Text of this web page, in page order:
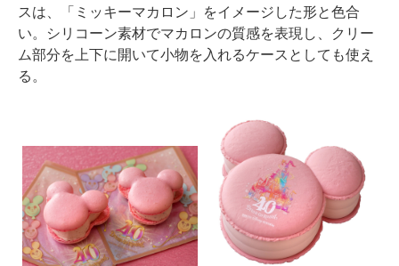
スは、「ミッキーマカロン」をイメージした形と色合
い。シリコーン素材でマカロンの質感を表現し、クリー
ム部分を上下に開いて小物を入れるケースとしても使え
る。